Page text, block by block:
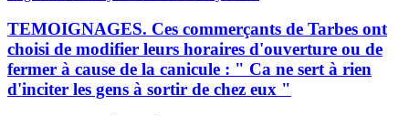
TEMOIGNAGES. Ces commerçants de Tarbes ont
choisi de modifier leurs horaires d'ouverture ou de
fermer à cause de la canicule : " Ca ne sert à rien
d'inciter les gens à sortir de chez eux "